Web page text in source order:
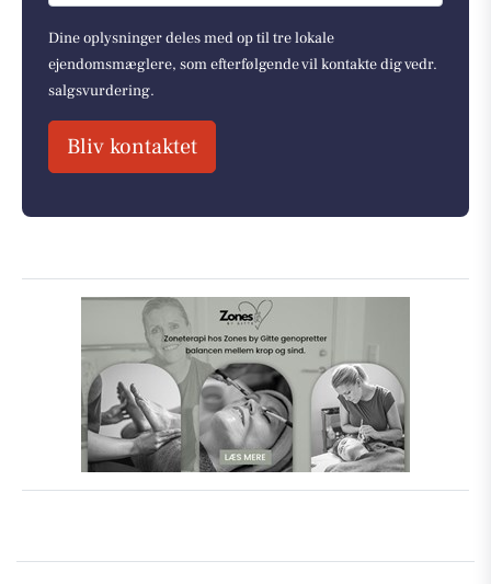
Dine oplysninger deles med op til tre lokale
ejendomsmæglere, som efterfølgende vil kontakte dig vedr.
salgsvurdering.
Bliv kontaktet